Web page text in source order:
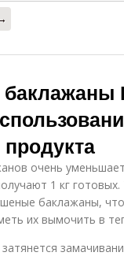
очень
1 кг готовых.
баклажаны,
их вымочить в